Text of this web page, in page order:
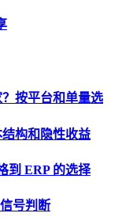
按平台和单量选
构和隐性收益
到 ERP 的选择
号判断